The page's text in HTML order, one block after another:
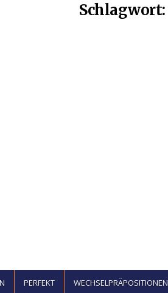
Schlagwort:
PERFEKT WECHSELPRÄPOSITIONEN